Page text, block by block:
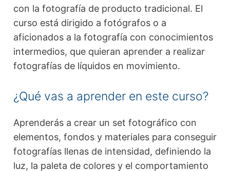
con la fotografía de producto tradicional. El
curso está dirigido a fotógrafos o a
aficionados a la fotografía con conocimientos
intermedios, que quieran aprender a realizar
fotografías de líquidos en movimiento.
¿Qué vas a aprender en este curso?
Aprenderás a crear un set fotográfico con
elementos, fondos y materiales para conseguir
fotografías llenas de intensidad, definiendo la
luz, la paleta de colores y el comportamiento